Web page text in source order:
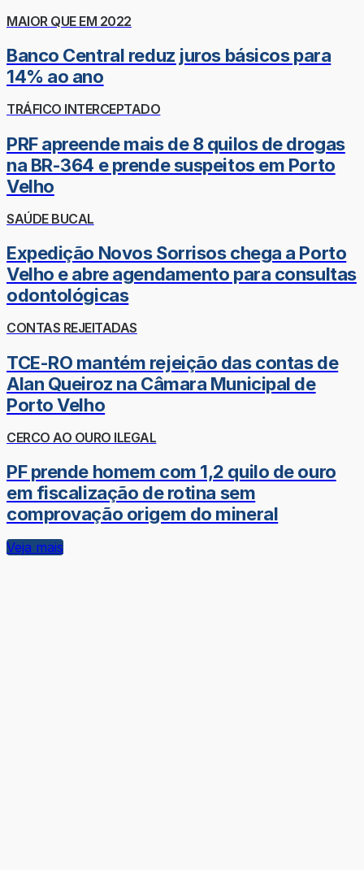
MAIOR QUE EM 2022
Banco Central reduz juros básicos para
14% ao ano
TRÁFICO INTERCEPTADO
PRF apreende mais de 8 quilos de drogas
na BR-364 e prende suspeitos em Porto
Velho
SAÚDE BUCAL
Expedição Novos Sorrisos chega a Porto
Velho e abre agendamento para consultas
odontológicas
CONTAS REJEITADAS
TCE-RO mantém rejeição das contas de
Alan Queiroz na Câmara Municipal de
Porto Velho
CERCO AO OURO ILEGAL
PF prende homem com 1,2 quilo de ouro
em fiscalização de rotina sem
comprovação origem do mineral
Veja mais